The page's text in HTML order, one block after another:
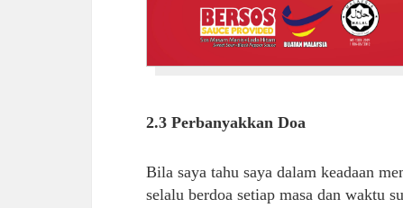
2.3 Perbanyakkan Doa
Bila saya tahu saya dalam keadaan
selalu berdoa setiap masa dan waktu